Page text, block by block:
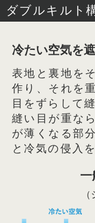
ダブルキルト
冷たい空気を
表地と裏地を
作り、それを
目をずらして
縫い目が重な
が薄くなる部
と冷気の侵入